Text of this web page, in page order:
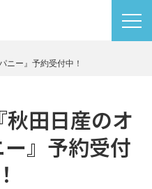
ニー』予約受付中！
秋田日産のオ
』予約受付